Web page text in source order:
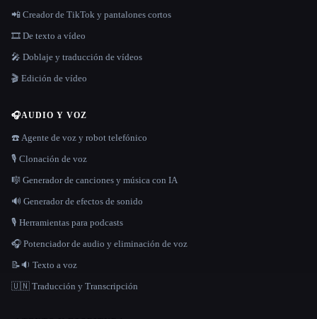
📲 Creador de TikTok y pantalones cortos
🎞️ De texto a vídeo
🎤 Doblaje y traducción de vídeos
🎬 Edición de vídeo
🎧AUDIO Y VOZ
☎️ Agente de voz y robot telefónico
🎙️ Clonación de voz
🎼 Generador de canciones y música con IA
🔊 Generador de efectos de sonido
🎙️ Herramientas para podcasts
🎧 Potenciador de audio y eliminación de voz
📝🔉 Texto a voz
🇺🇳 Traducción y Transcripción